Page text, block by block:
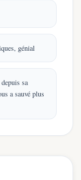
génial
sa
a sauvé plus